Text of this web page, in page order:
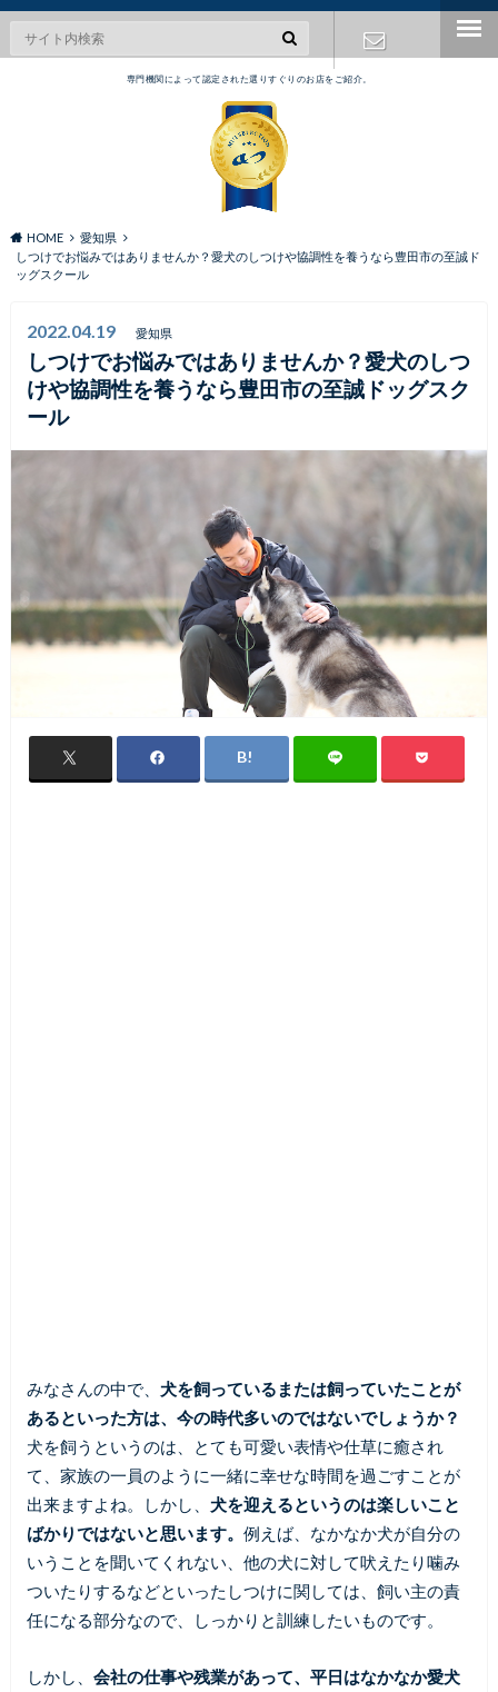
専門機関によって認定された選りすぐりのお店をご紹介。
HOME
愛知県
しつけでお悩みではありませんか？愛犬のしつけや協調性を養うなら豊田市の至誠ド
ッグスクール
2022.04.19 愛知県
しつけでお悩みではありませんか？愛犬のしつ
けや協調性を養うなら豊田市の至誠ドッグスク
ール
みなさんの中で、 犬を飼っているまたは飼っていたことが
あるといった方は、今の時代多いのではないでしょうか？
犬を飼うというのは、とても可愛い表情や仕草に癒され
て、家族の一員のように一緒に幸せな時間を過ごすことが
出来ますよね。しかし、 犬を迎えるというのは楽しいこと
ばかりではないと思います。 例えば、なかなか犬が自分の
いうことを聞いてくれない、他の犬に対して吠えたり噛み
ついたりするなどといったしつけに関しては、飼い主の責
任になる部分なので、しっかりと訓練したいものです。
しかし、 会社の仕事や残業があって、平日はなかなか愛犬